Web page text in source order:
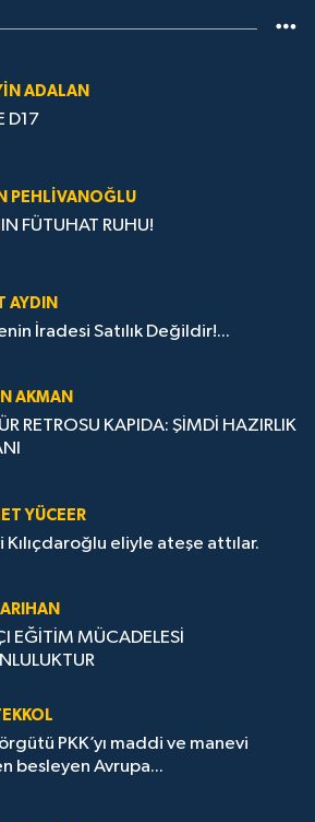
ADALAN
D17
PEHLIVANOĞLU
FÜTUHAT RUHU!
AYDIN
İradesi Satılık Değildir!...
AKMAN
RETROSU KAPIDA: ŞİMDİ HAZIRLIK
YÜCEER
Kılıçdaroğlu eliyle ateşe attılar.
EĞİTİM MÜCADELESİ
PKK’yı maddi ve manevi
besleyen Avrupa...